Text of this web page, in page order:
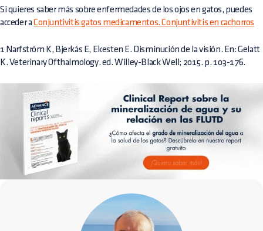
Si quieres saber más sobre enfermedades de los ojos en gatos, puedes
acceder a Conjuntivitis gatos medicamentos. Conjuntivitis en cachorros
1 Narfstróm K, Bjerkás E, Ekesten E. Disminución de la visión. En: Gelatt
K. Veterinary Ofthalmology. ed. Willey-Black Well; 2015. p. 103-176.